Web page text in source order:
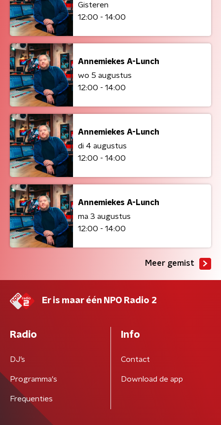
Gisteren
12:00 - 14:00
Annemiekes A-Lunch
wo 5 augustus
12:00 - 14:00
Annemiekes A-Lunch
di 4 augustus
12:00 - 14:00
Annemiekes A-Lunch
ma 3 augustus
12:00 - 14:00
Meer gemist
Er is maar één NPO Radio 2
Radio
DJ’s
Programma's
Frequenties
Info
Contact
Download de app